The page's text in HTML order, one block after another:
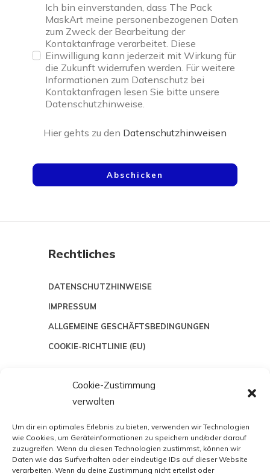
Cookie-Zustimmung
verwalten
Um dir ein optimales Erlebnis zu bieten, verwenden wir Technologien
wie Cookies, um Geräteinformationen zu speichern und/oder darauf
zuzugreifen. Wenn du diesen Technologien zustimmst, können wir
Daten wie das Surfverhalten oder eindeutige IDs auf dieser Website
verarbeiten. Wenn du deine Zustimmung nicht erteilst oder
Ich bin einverstanden, dass The Pack
MaskArt meine personenbezogenen Daten
zum Zweck der Bearbeitung der
Kontaktanfrage verarbeitet. Diese
Einwilligung kann jederzeit mit Wirkung für
die Zukunft widerrufen werden. Für weitere
Informationen zum Datenschutz bei
Kontaktanfragen lesen Sie bitte unsere
Datenschutzhinweise.
Hier gehts zu den Datenschutzhinweisen
Abschicken
Rechtliches
DATENSCHUTZHINWEISE
IMPRESSUM
ALLGEMEINE GESCHÄFTSBEDINGUNGEN
COOKIE-RICHTLINIE (EU)
hallo@the-pack-teamwear.de